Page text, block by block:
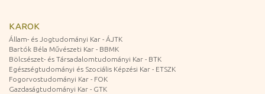
KAROK
Állam- és Jogtudományi Kar - ÁJTK
Bartók Béla Művészeti Kar - BBMK
Bölcsészet- és Társadalomtudományi Kar - BTK
Egészségtudományi és Szociális Képzési Kar - ETSZK
Fogorvostudományi Kar - FOK
Gazdaságtudományi Kar - GTK